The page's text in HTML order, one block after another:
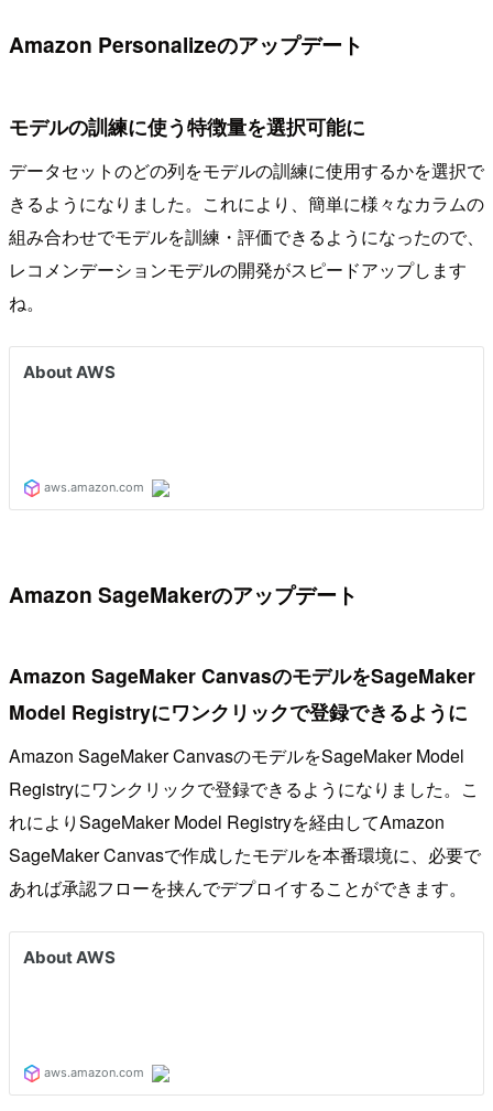
Amazon Personalizeのアップデート
モデルの訓練に使う特徴量を選択可能に
データセットのどの列をモデルの訓練に使用するかを選択で
きるようになりました。これにより、簡単に様々なカラムの
組み合わせでモデルを訓練・評価できるようになったので、
レコメンデーションモデルの開発がスピードアップします
ね。
Amazon SageMakerのアップデート
Amazon SageMaker CanvasのモデルをSageMaker
Model Registryにワンクリックで登録できるように
Amazon SageMaker CanvasのモデルをSageMaker Model
Registryにワンクリックで登録できるようになりました。こ
れによりSageMaker Model Registryを経由してAmazon
SageMaker Canvasで作成したモデルを本番環境に、必要で
あれば承認フローを挟んでデプロイすることができます。